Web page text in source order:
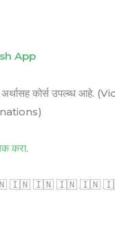
App
अर्थासह कोर्स
करा.
🇮🇳 🇮🇳 🇮🇳 🇮🇳 🇮🇳